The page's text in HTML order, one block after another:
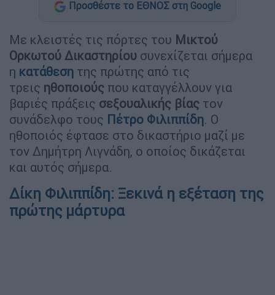
Προσθέστε το ΕΘΝΟΣ στη Google
Με κλειστές τις πόρτες του Μικτού
Ορκωτού Δικαστηρίου συνεχίζεται σήμερα
η κατάθεση της πρώτης από τις
τρεις ηθοποιούς που καταγγέλλουν για
βαριές πράξεις σεξουαλικής βίας τον
συνάδελφο τους Πέτρο Φιλιππίδη. Ο
ηθοποιός έφτασε στο δικαστήριο μαζί με
τον Δημήτρη Λιγνάδη, ο οποίος δικάζεται
και αυτός σήμερα.
Δίκη Φιλιππίδη: Ξεκινά η εξέταση της
πρώτης μάρτυρα